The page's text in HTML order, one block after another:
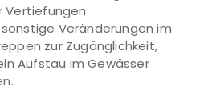
Vertiefungen
Veränderungen im
zur Zugänglichkeit,
Aufstau im Gewässer